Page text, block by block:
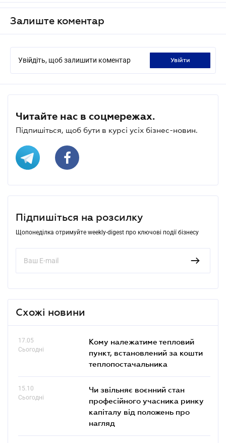
Залиште коментар
Увійдіть, щоб залишити коментар увійти
Читайте нас в соцмережах.
Підпишіться, щоб бути в курсі усіх бізнес-новин.
Підпишіться на розсилку
Щопонеділка отримуйте weekly-digest про ключові події бізнесу
Схожі новини
17.05
Сьогодні
Кому належатиме тепловий
пункт, встановлений за кошти
теплопостачальника
15.10
Сьогодні
Чи звільняє воєнний стан
професійного учасника ринку
капіталу від положень про
нагляд